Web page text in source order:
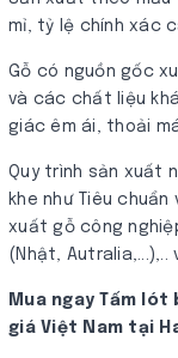
mỉ, tỷ lệ chính xác
Gỗ có nguồn gốc
và các chất liệu
giác êm ái, thoải
Quy trình sản xuất
khe như Tiêu
xuất gỗ công nghiệp
(Nhật, Autralia,...),..
Mua ngay Tấm lót
giá Việt Nam tại